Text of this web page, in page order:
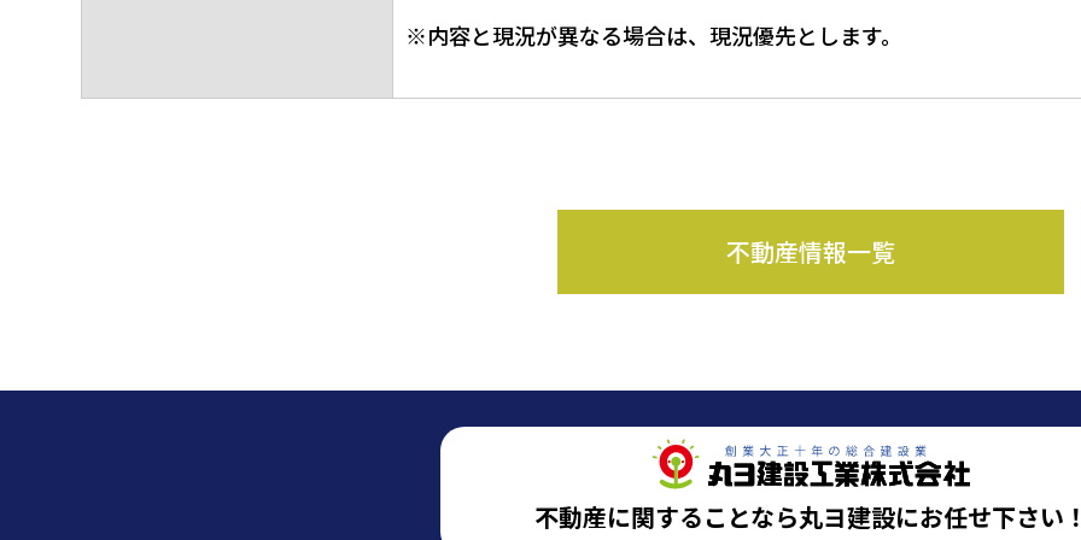
※内容と現況が異なる場合は、現況優先とします。
不動産情報一覧
不動産に関することなら丸ヨ建設にお任せ下さい